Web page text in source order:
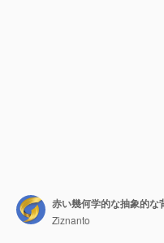
赤い幾何学的な抽象的な
Ziznanto